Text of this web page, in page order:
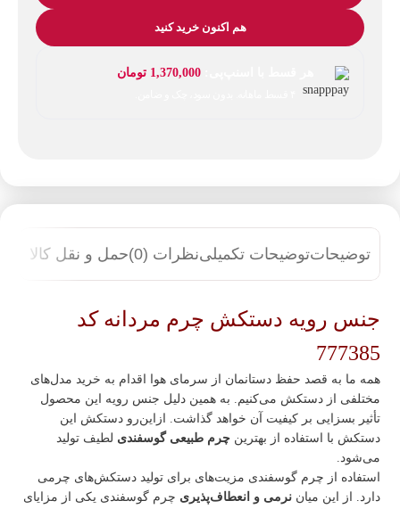
هم اکنون خرید کنید
1,370,000 تومان
توضیحاتتوضیحات تکمیلینظرات (0) حمل و نقل کالا
جنس رویه دستکش چرم مردانه کد
777385
همه ما به‌ قصد حفظ دستانمان از سرمای هوا اقدام به خرید مدل‌های
مختلفی از دستکش می‌کنیم. به همین دلیل جنس رویه این محصول
تأثیر بسزایی بر کیفیت آن خواهد گذاشت. ازاین‌رو دستکش این
دستکش با استفاده از بهترین چرم طبیعی گوسفندی لطیف تولید
می‌شود.
استفاده از چرم گوسفندی مزیت‌های برای تولید دستکش‌های چرمی
دارد. از این میان نرمی و انعطاف‌پذیری چرم گوسفندی یکی از مزایای